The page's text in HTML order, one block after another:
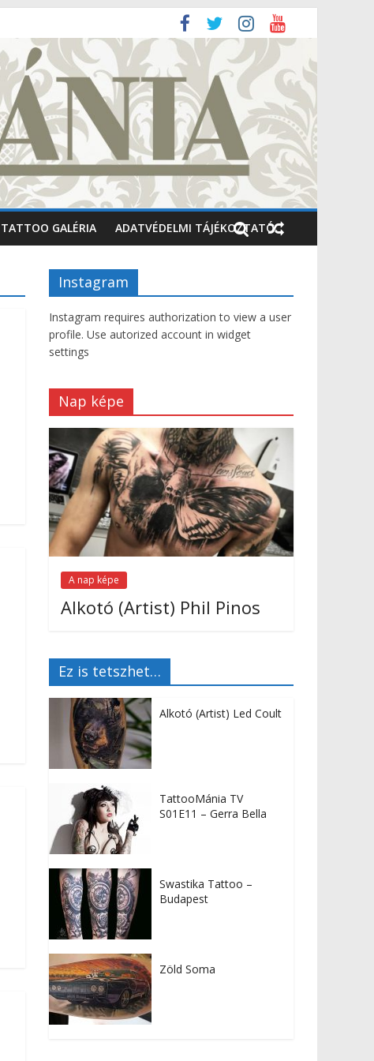
TATTOO GALÉRIA ADATVÉDELMI TÁJÉKOZTATÓ
Instagram
Instagram requires authorization to view a user
profile. Use autorized account in widget
settings
Nap képe
A nap képe
Alkotó (Artist) Phil Pinos
Ez is tetszhet…
Alkotó (Artist) Led Coult
TattooMánia TV
S01E11 – Gerra Bella
Swastika Tattoo –
Budapest
Zöld Soma